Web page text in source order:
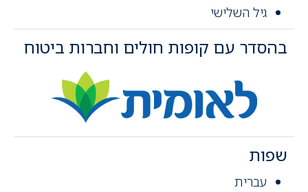
גיל השלישי
בהסדר עם קופות חולים וחברות ביטוח
שפות
עברית